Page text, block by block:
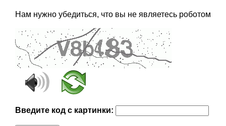
Нам нужно убедиться, что вы не являетесь роботом
Введите код с картинки: